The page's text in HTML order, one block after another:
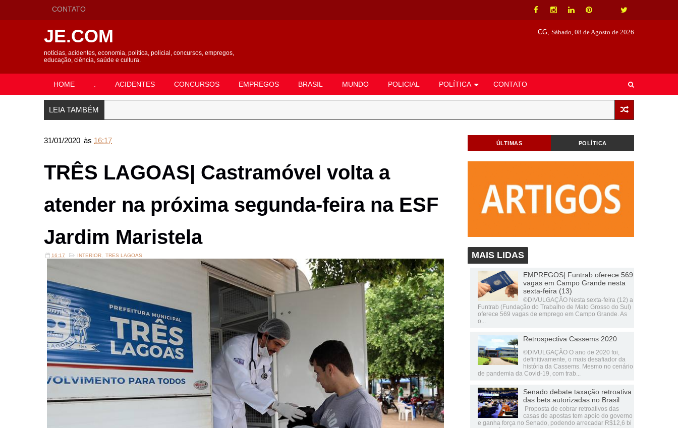
CONTATO
JE.COM
notícias, acidentes, economia, política, policial, concursos, empregos,
educação, ciência, saúde e cultura.
CG, Sábado, 08 de Agosto de 2026
HOME ACIDENTES CONCURSOS EMPREGOS BRASIL MUNDO POLICIAL POLÍTICA CONTATO
LEIA TAMBÉM
31/01/2020 às 16:17
TRÊS LAGOAS| Castramóvel volta a
atender na próxima segunda-feira na ESF
Jardim Maristela
16:17 INTERIOR TRES LAGOAS
ÚLTIMAS POLÍTICA
MAIS LIDAS
EMPREGOS| Funtrab oferece 569
vagas em Campo Grande nesta
sexta-feira (13)
©DIVULGAÇÃO Nesta sexta-feira (12) a
Funtrab (Fundação do Trabalho de Mato Grosso do Sul)
oferece 569 vagas de emprego em Campo Grande. As
o...
Retrospectiva Cassems 2020
©DIVULGAÇÃO O ano de 2020 foi,
definitivamente, o mais desafiador da
história da Cassems. Mesmo no cenário
de pandemia da Covid-19, com trab...
Senado debate taxação retroativa
das bets autorizadas no Brasil
Proposta de cobrar retroativos das
casas de apostas tem apoio do governo
e ganha força no Senado, podendo arrecadar R$12,6 bi